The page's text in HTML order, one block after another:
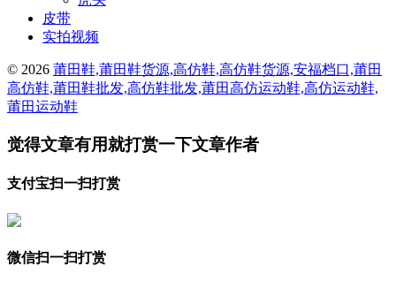
皮带
实拍视频
© 2026 莆田鞋,莆田鞋货源,高仿鞋,高仿鞋货源,安福档口,莆田
高仿鞋,莆田鞋批发,高仿鞋批发,莆田高仿运动鞋,高仿运动鞋,
莆田运动鞋
觉得文章有用就打赏一下文章作者
支付宝扫一扫打赏
微信扫一扫打赏